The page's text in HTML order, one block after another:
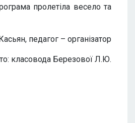
пролетіла весело та
педагог – організатор
класовода Березової Л.Ю.